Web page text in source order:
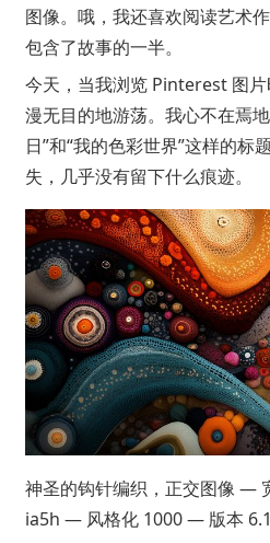
图像。哦，我还喜欢阅读艺术
包含了故事的一半。
今天，当我浏览 Pinterest 图片
漫无目的地游荡。我心不在焉
日”和“我的色彩世界”这样的标
失，几乎没有留下什么痕迹。
神圣的钩针编织，正交图像 —
ia5h — 风格化 1000 — 版本 6.1